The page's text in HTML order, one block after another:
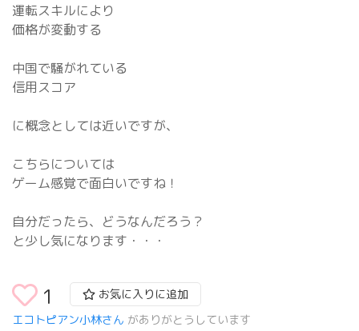
運転スキルにより
価格が変動する
中国で騒がれている
信用スコア
に概念としては近いですが、
こちらについては
ゲーム感覚で面白いですね！
自分だったら、どうなんだろう？
と少し気になります・・・
1
お気に入りに追加
エコトピアン小林さん がありがとうしています